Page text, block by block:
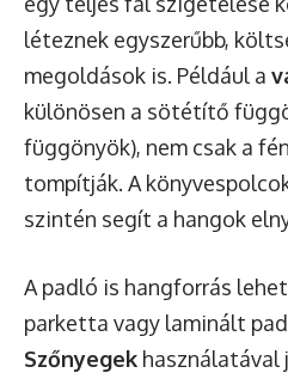
léteznek egyszerűbb,
megoldások is. Például a
különösen a sötétítő
függönyök), nem csak a
tompítják. A
szintén segít a hangok
A padló is hangforrás
parketta vagy laminált
Szőnyegek használatával